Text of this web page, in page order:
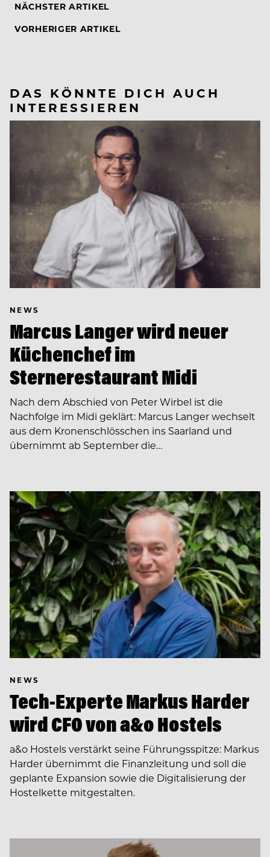
NÄCHSTER ARTIKEL
VORHERIGER ARTIKEL
DAS KÖNNTE DICH AUCH
INTERESSIEREN
NEWS
Marcus Langer wird neuer
Küchenchef im
Sternerestaurant Midi
Nach dem Abschied von Peter Wirbel ist die
Nachfolge im Midi geklärt: Marcus Langer wechselt
aus dem Kronenschlösschen ins Saarland und
übernimmt ab September die…
NEWS
Tech-Experte Markus Harder
wird CFO von a&o Hostels
a&o Hostels verstärkt seine Führungsspitze: Markus
Harder übernimmt die Finanzleitung und soll die
geplante Expansion sowie die Digitalisierung der
Hostelkette mitgestalten.